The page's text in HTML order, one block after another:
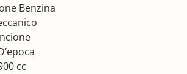
Benzina
cc